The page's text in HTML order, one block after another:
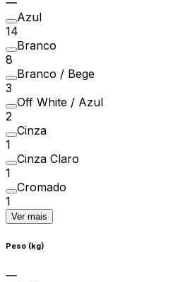
Azul
14
Branco
8
Branco / Bege
3
Off White / Azul
2
Cinza
1
Cinza Claro
1
Cromado
1
Ver mais
Peso (kg)